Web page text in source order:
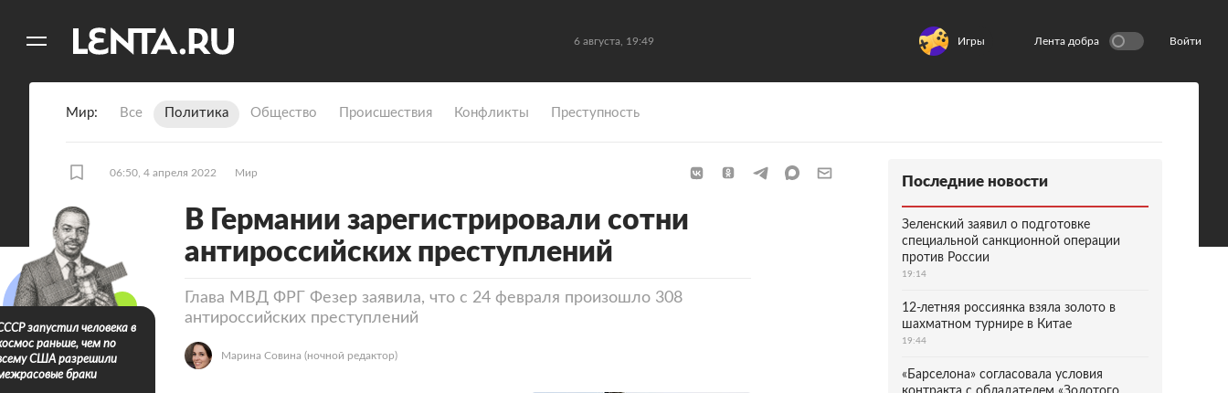
6 августа, 19:49 Игры Лента добра Войти
Мир Все Политика Общество Происшествия Конфликты Преступность
06:50, 4 апреля 2022 Мир
В Германии зарегистрировали сотни
антироссийских преступлений
Глава МВД ФРГ Фезер заявила, что с 24 февраля произошло 308
антироссийских преступлений
Марина Совина (ночной редактор)
запустил человека в
раньше, чем по
США разрешили
браки
Последние новости
Зеленский заявил о подготовке
специальной санкционной операции
против России
19:14
12-летняя россиянка взяла золото в
шахматном турнире в Китае
19:44
«Барселона» согласовала условия